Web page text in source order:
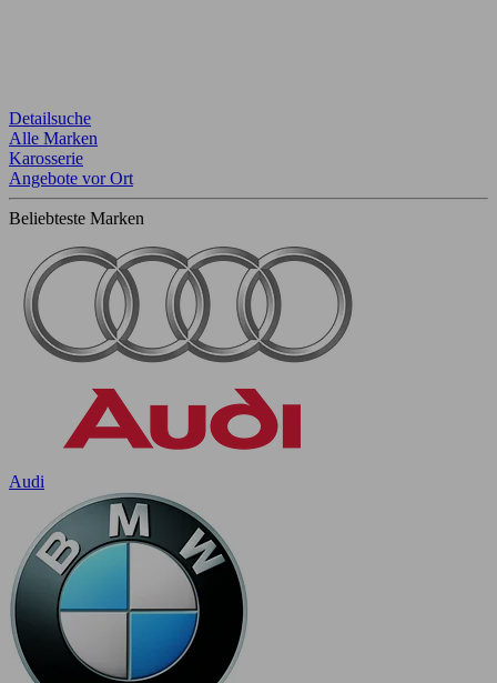
Detailsuche
Alle Marken
Karosserie
Angebote vor Ort
Beliebteste Marken
Audi